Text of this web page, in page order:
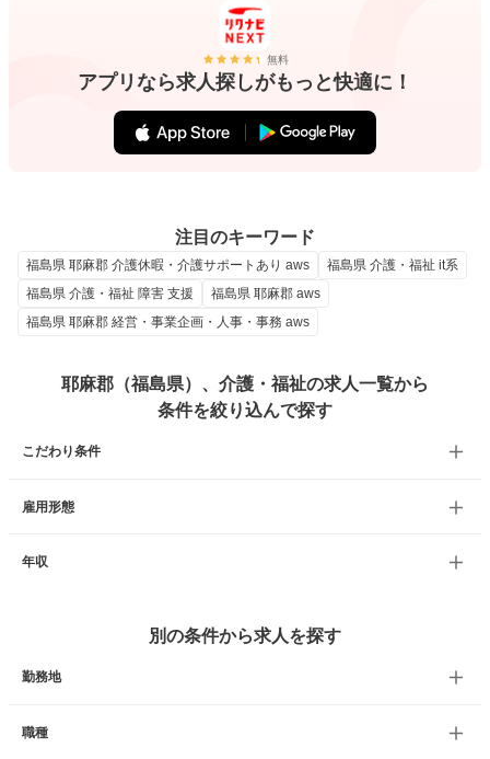
無料
アプリなら求人探しがもっと快適に！
注目のキーワード
福島県 耶麻郡 介護休暇・介護サポートあり aws
福島県 介護・福祉 it系
福島県 介護・福祉 障害 支援
福島県 耶麻郡 aws
福島県 耶麻郡 経営・事業企画・人事・事務 aws
耶麻郡（福島県）、介護・福祉の求人一覧から
条件を絞り込んで探す
こだわり条件
雇用形態
年収
別の条件から求人を探す
勤務地
職種